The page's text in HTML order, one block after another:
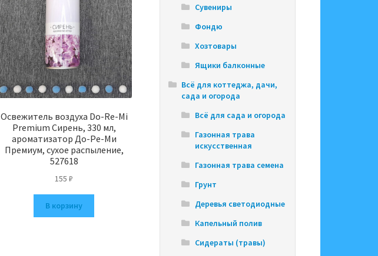
Освежитель воздуха Do-Re-Mi
Premium Сирень, 330 мл,
ароматизатор До-Ре-Ми
Премиум, сухое распыление,
527618
155₽
В корзину
Сувениры
Фондю
Хозтовары
Ящики балконные
Всё для коттеджа, дачи,
сада и огорода
Всё для сада и огорода
Газонная трава
искусственная
Газонная трава семена
Грунт
Деревья светодиодные
Капельный полив
Сидераты (травы)